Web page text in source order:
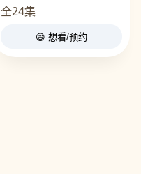
全24集
😄 想看/预约